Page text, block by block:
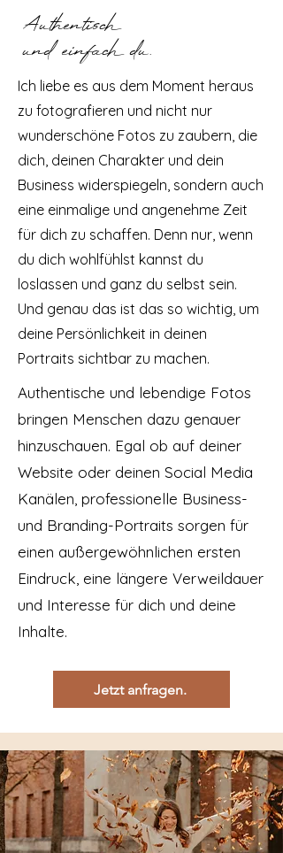
Authentisch
und einfach du.
Ich liebe es aus dem Moment heraus
zu fotografieren und nicht nur
wunderschöne Fotos zu zaubern, die
dich, deinen Charakter und dein
Business widerspiegeln, sondern auch
eine einmalige und angenehme Zeit
für dich zu schaffen. Denn nur, wenn
du dich wohlfühlst kannst du
loslassen und ganz du selbst sein.
Und genau das ist das so wichtig, um
deine Persönlichkeit in deinen
Portraits sichtbar zu machen.
Authentische und lebendige Fotos
bringen Menschen dazu genauer
hinzuschauen. Egal ob auf deiner
Website oder deinen Social Media
Kanälen, professionelle Business-
und Branding-Portraits sorgen für
einen außergewöhnlichen ersten
Eindruck, eine längere Verweildauer
und Interesse für dich und deine
Inhalte.
Jetzt anfragen.